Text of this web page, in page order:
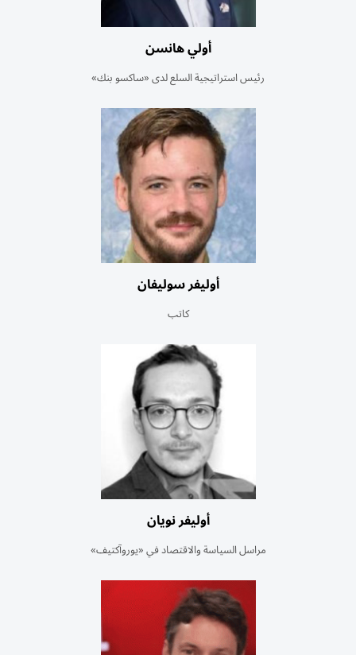
أولي هانسن
رئيس استراتيجية السلع لدى «ساكسو بنك»
أوليفر سوليفان
كاتب
أوليفر نويان
مراسل السياسة والاقتصاد في «يوروآكتيف»